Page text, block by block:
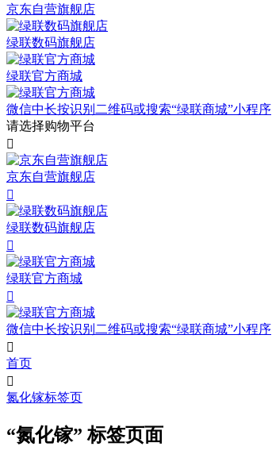
京东自营旗舰店
绿联数码旗舰店
绿联官方商城
微信中长按识别二维码或搜索“绿联商城”小程序
请选择购物平台

京东自营旗舰店

绿联数码旗舰店

绿联官方商城

微信中长按识别二维码或搜索“绿联商城”小程序

首页

氮化镓标签页
“氮化镓” 标签页面